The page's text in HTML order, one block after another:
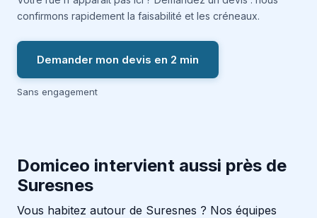
confirmons rapidement la faisabilité et les créneaux.
Demander mon devis en 2 min
Sans engagement
Domiceo intervient aussi près de
Suresnes
Vous habitez autour de Suresnes ? Nos équipes